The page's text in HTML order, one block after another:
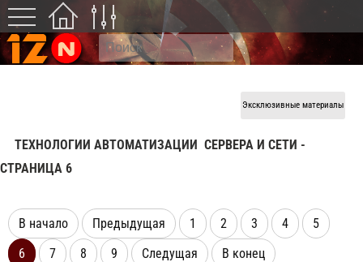
Эксклюзивные материалы
ТЕХНОЛОГИИ АВТОМАТИЗАЦИИ СЕРВЕРА И СЕТИ -
CТРАНИЦА 6
В начало Предыдущая 1 2 3 4
5
6
7 8 9 Следущая В конец